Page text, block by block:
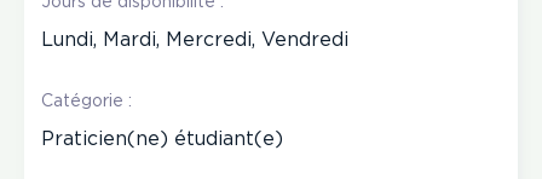
Lundi, Mardi, Mercredi, Vendredi
Catégorie :
Praticien(ne) étudiant(e)